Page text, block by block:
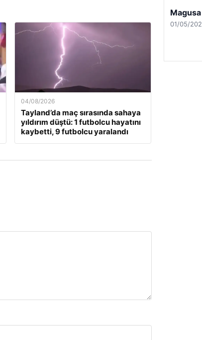
04/08/2026
Tayland’da maç sırasında sahaya
yıldırım düştü: 1 futbolcu hayatını
kaybetti, 9 futbolcu yaralandı
01/05/